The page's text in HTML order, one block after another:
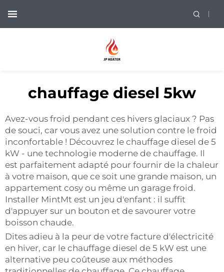
chauffage diesel 5kw
Avez-vous froid pendant ces hivers glaciaux ? Pas
de souci, car vous avez une solution contre le froid
inconfortable ! Découvrez le chauffage diesel de 5
kW - une technologie moderne de chauffage. Il
est parfaitement adapté pour fournir de la chaleur
à votre maison, que ce soit une grande maison, un
appartement cosy ou même un garage froid.
Installer MintMt est un jeu d'enfant : il suffit
d'appuyer sur un bouton et de savourer votre
boisson chaude.
Dites adieu à la peur de votre facture d'électricité
en hiver, car le chauffage diesel de 5 kW est une
alternative peu coûteuse aux méthodes